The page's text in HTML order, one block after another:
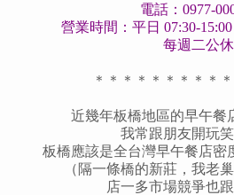
電話：0977-
營業時間：平日 07:30-
每週二公休
＊＊＊＊＊＊＊＊＊
近幾年板橋地區的早午餐
我常跟朋友開玩笑
板橋應該是全台灣早午餐店密
（隔一條橋的新莊，我老
店一多市場競爭也跟